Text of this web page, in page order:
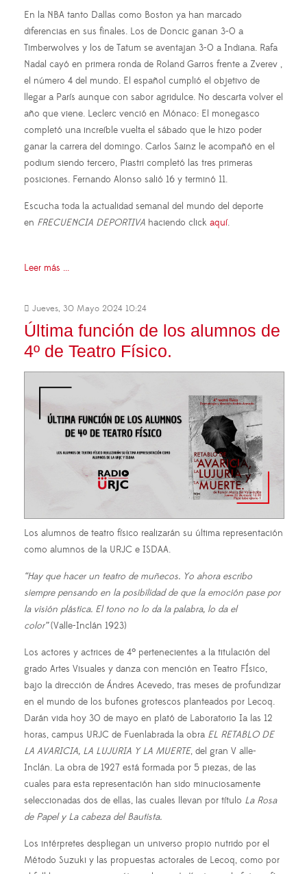
En la NBA tanto Dallas como Boston ya han marcado
diferencias en sus finales. Los de Doncic ganan 3-0 a
Timberwolves y los de Tatum se aventajan 3-0 a Indiana. Rafa
Nadal cayó en primera ronda de Roland Garros frente a Zverev ,
el número 4 del mundo. El español cumplió el objetivo de
llegar a París aunque con sabor agridulce. No descarta volver el
año que viene. Leclerc venció en Mónaco: El monegasco
completó una increíble vuelta el sábado que le hizo poder
ganar la carrera del domingo. Carlos Sainz le acompañó en el
podium siendo tercero, Piastri completó las tres primeras
posiciones. Fernando Alonso salió 16 y terminó 11.
Escucha toda la actualidad semanal del mundo del deporte
en FRECUENCIA DEPORTIVA haciendo click aquí.
Leer más ...
Jueves, 30 Mayo 2024 10:24
Última función de los alumnos de
4º de Teatro Físico.
Los alumnos de teatro físico realizarán su última representación
como alumnos de la URJC e ISDAA.
“Hay que hacer un teatro de muñecos. Yo ahora escribo
siempre pensando en la posibilidadde que la emoción pase por
la visión plástica. El tono no lo da la palabra, lo da el
color”(Valle-Inclán 1923)
Los actores y actrices de 4º pertenecientes a la titulación del
grado Artes Visuales y danza con mención en Teatro FÍsico,
bajo la dirección de Ándres Acevedo, tras meses de profundizar
en el mundo de los bufones grotescos planteados por Lecoq.
Darán vida hoy 30 de mayo en plató de Laboratorio Ia las 12
horas, campus URJC de Fuenlabrada la obra EL RETABLO DE
LA AVARICIA, LA LUJURIA Y LA MUERTE, del gran V alle-
Inclán. La obra de 1927 está formada por 5 piezas, de las
cuales para esta representación han sido minuciosamente
seleccionadas dos de ellas, las cuales llevan por título La Rosa
de Papel y La cabeza del Bautista.
Los intérpretes despliegan un universo propio nutrido por el
Método Suzuki y las propuestas actorales de Lecoq, como por